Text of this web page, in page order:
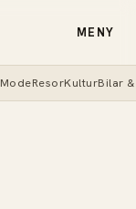
MENY
ModeResorKulturBilar